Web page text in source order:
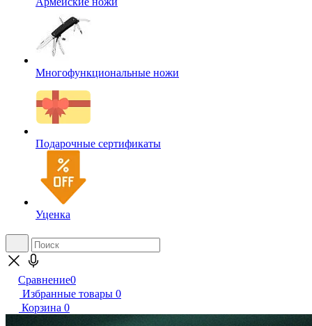
Многофункциональные ножи
Подарочные сертификаты
Уценка
Сравнение0
Избранные товары 0
Корзина 0